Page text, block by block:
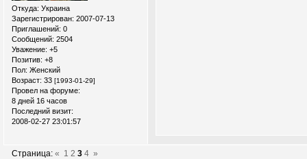
Откуда: Украина
Зарегистрирован: 2007-07-13
Приглашений: 0
Сообщений: 2504
Уважение: +5
Позитив: +8
Пол: Женский
Возраст: 33 [1993-01-29]
Провел на форуме:
8 дней 16 часов
Последний визит:
2008-02-27 23:01:57
Страница:« 1 2 3 4 »